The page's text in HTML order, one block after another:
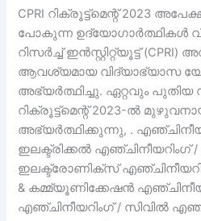
CPRI റിക്രൂട്ട്‌മെന്റ് 2023
പോകുന്ന ഉദ്യോഗാർത്ഥികൾ
റിസർച്ച് ഇൻസ്റ്റിറ്റ്യൂട്ട്
ആവശ്യമായ വിദ്യാഭ്യാസ
അഭ്യർത്ഥിച്ചു. ഏറ്റവും
റിക്രൂട്ട്‌മെന്റ് 2023-ൽ
അഭ്യർത്ഥിക്കുന്നു, .
ഇലക്ട്രിക്കൽ എഞ്ചിനീയറിംഗ് /
ഇലക്ട്രോണിക്സ്
& കമ്മ്യൂണിക്കേഷൻ
എഞ്ചിനീയറിംഗ് / സിവിൽ